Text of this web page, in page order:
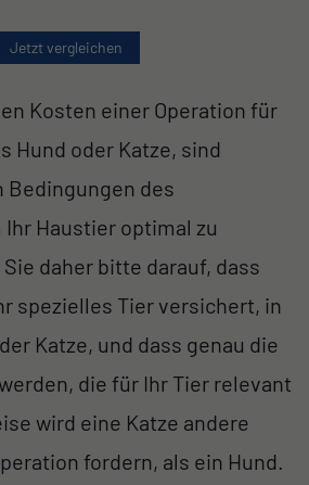
Jetzt vergleichen
Kosten einer Operation für
Hund oder Katze, sind
Bedingungen des
Haustier optimal zu
daher bitte darauf, dass
spezielles Tier versichert, in
Katze, und dass genau die
die für Ihr Tier relevant
wird eine Katze andere
fordern, als ein Hund.